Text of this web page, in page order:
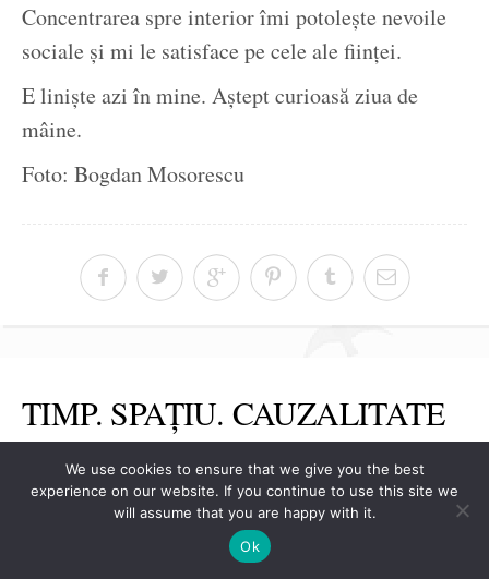
Concentrarea spre interior îmi potolește nevoile
sociale și mi le satisface pe cele ale ființei.
E liniște azi în mine. Aștept curioasă ziua de
mâine.
Foto: Bogdan Mosorescu
TIMP. SPAȚIU. CAUZALITATE
Dunia 8 iun., 2026 0
Trăiri afective ale mele
cotidian, Filarmonică, filozofie,lectură ,Schopenhauer
We use cookies to ensure that we give you the best
experience on our website. If you continue to use this site we
will assume that you are happy with it.
Ok